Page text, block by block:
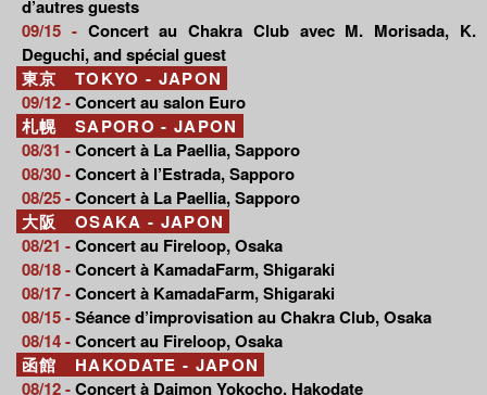
d’autres guests
09/15 - Concert au Chakra Club avec M. Morisada, K.
Deguchi, and spécial guest
東京 TOKYO - JAPON
09/12 -Concert au salon Euro
札幌 SAPORO - JAPON
08/31 -Concert à La Paellia, Sapporo
08/30 -Concert à l’Estrada, Sapporo
08/25 -Concert à La Paellia, Sapporo
大阪 OSAKA - JAPON
08/21 -Concert au Fireloop, Osaka
08/18 -Concert à KamadaFarm, Shigaraki
08/17 -Concert à KamadaFarm, Shigaraki
08/15 -Séance d’improvisation au Chakra Club, Osaka
08/14 -Concert au Fireloop, Osaka
函館 HAKODATE - JAPON
08/12 -Concert à Daimon Yokocho, Hakodate